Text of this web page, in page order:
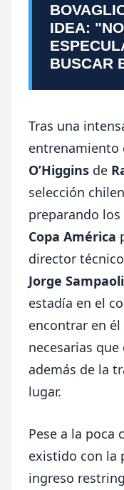
IDEA:
BUSCAR
Tras una
entrenamiento
O’Higgins de
selección
preparando
Copa América
director
Jorge Sampaoli
estadía en el
encontrar en
necesarias
además de la
lugar.
Pese a la poca
existido con la
ingreso